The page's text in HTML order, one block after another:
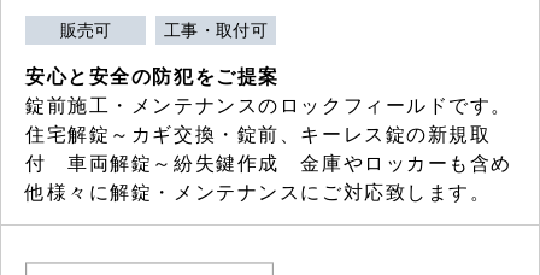
販売可 工事・取付可
安心と安全の防犯をご提案
錠前施工・メンテナンスのロックフィールドです。
住宅解錠～カギ交換・錠前、キーレス錠の新規取
付 車両解錠～紛失鍵作成 金庫やロッカーも含め
他様々に解錠・メンテナンスにご対応致します。